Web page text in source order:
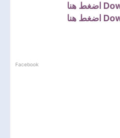
اضغط هنا
اضغط هنا
Facebook